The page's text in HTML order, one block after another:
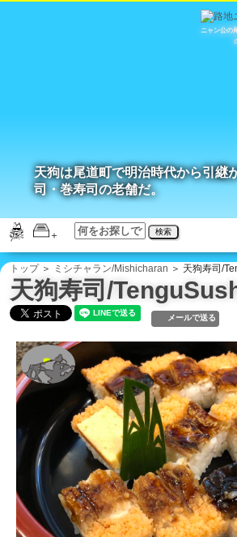
ニャン公の
検索
天狗は尾道町で明治時代から引継
司・巻寿司の老舗だ。
トップ＞ ミシチャラン/Mishicharan ＞ 天狗寿司/
天狗寿司/
メールで送る